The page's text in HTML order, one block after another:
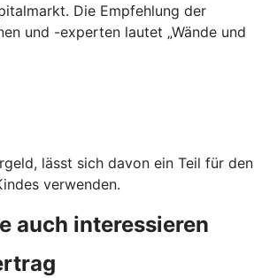
Die Empfehlung der
und -experten lautet „Wände und
lässt sich davon ein Teil für den
verwenden.
auch interessieren